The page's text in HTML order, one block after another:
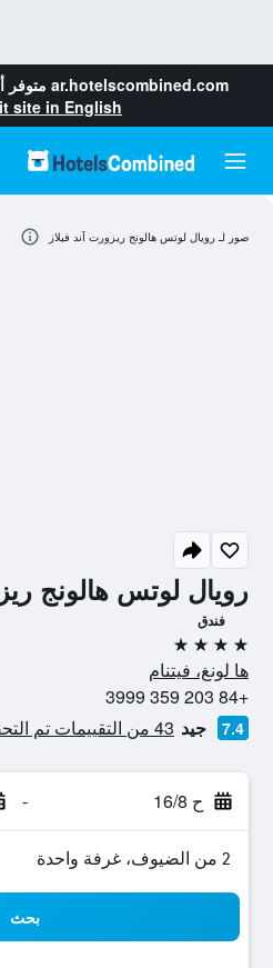
ar.hotelscombined.com متوفر
site in English
رويال لوتس هالونج
فندق
4 نجوم
ها لونغ، فيتنام
+84 203 359 3999
7.4 جيد 43 من التقييمات تم التحقق منها
ح 16/8 -
2 من الضيوف، غرفة واحدة
بحث
صور لـ رويال لوتس هالونج ريزورت آند فيلاز